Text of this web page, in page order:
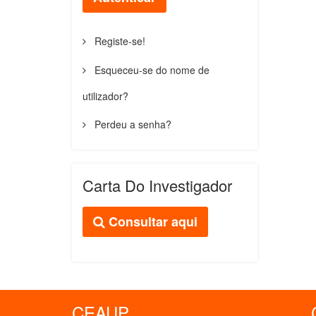
Registe-se!
Esqueceu-se do nome de
utilizador?
Perdeu a senha?
Carta Do Investigador
Consultar aqui